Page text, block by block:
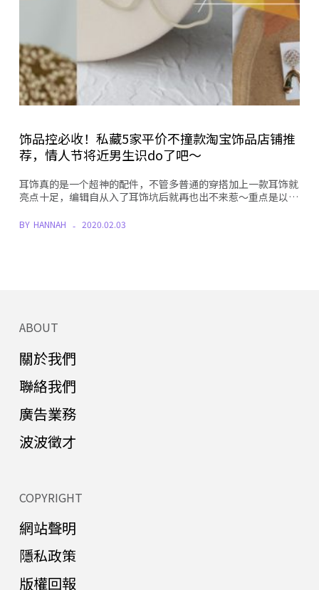
饰品控必收！私藏5家平价不撞款淘宝饰品店铺推
荐，情人节将近男生识do了吧～
耳饰真的是一个超神的配件，不管多普通的穿搭加上一款耳饰就
亮点十足，编辑自从入了耳饰坑后就再也出不来惹～重点是以…
BY HANNAH 2020.02.03
ABOUT
關於我們
聯絡我們
廣告業務
波波徵才
COPYRIGHT
網站聲明
隱私政策
版權回報